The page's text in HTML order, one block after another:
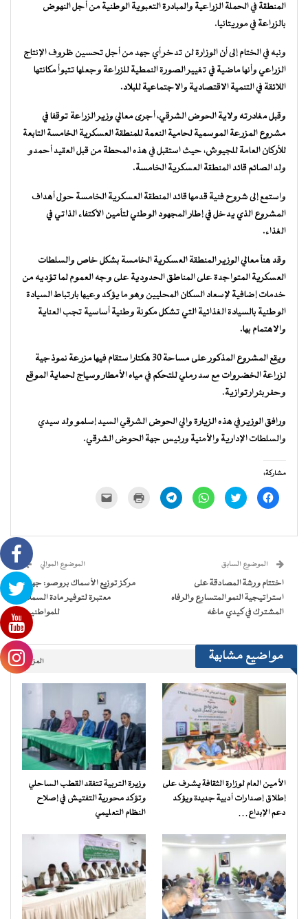
المنطقة في الحملة الزراعية والمبادرة التعبوية الوطنية من أجل النهوض
بالزراعة في موريتانيا.
ونبه في الختام إلى أن الوزارة لن تدخر أي جهد من أجل تحسين ظروف الإنتاج
الزراعي وأنها ماضية في تغيير الصورة النمطية للزراعة وجعلها تتبوأ مكانتها
اللائقة في التنمية الاقتصادية والاجتماعية للبلاد.
وقبل مغادرته ولاية الحوض الشرقي، أجرى معالي وزير الزراعة توقفا في
مشروع المزرعة الموسمية لحامية النعمة للمنطقة العسكرية الخامسة التابعة
للأركان العامة للجيوش، حيث استقبل في هذه المحطة من قبل العقيد أحمدو
ولد الصائم قائد المنطقة العسكرية الخامسة.
واستمع إلى شروح فنية قدمها قائد المنطقة العسكرية الخامسة حول أهداف
المشروع الذي يدخل في إطار المجهود الوطني لتأمين الاكتفاء الذاتي في
الغذاء.
وقد هنأ معالي الوزير المنطقة العسكرية الخامسة بشكل خاص والسلطات
العسكرية المتواجدة على المناطق الحدودية على وجه العموم لما تؤديه من
خدمات إضافية لإسعاد السكان المحليين وهو ما يؤكد وعيها بارتباط السيادة
الوطنية بالسيادة الغذائية التي تشكل مكونة وطنية أساسية تجب العناية
والاهتمام بها.
ويقع المشروع المذكور على مساحة 30 هكتارا ستقام فيها مزرعة نموذجية
لزراعة الخضروات مع سد رملي للتحكم في مياه الأمطار وسياج لحماية الموقع
وحفر بئر ارتوازية.
ورافق الوزير في هذه الزيارة والي الحوض الشرقي السيد إسلمو ولد سيدي
والسلطات الإدارية والأمنية ورئيس جهة الحوض الشرقي.
مشاركة:
انقر
للمشاركة
في
اضغط
للمشاركة
في
انقر
للمشاركة
في
انقر
للمشاركة
في
للطباعة
جديدة) الإلكتروني
نافذة
جديدة)
الموضوع السابق
اختتام ورشة المصادقة على
استراتيجية النمو المتسارع والرفاه
المشترك في كيدي ماغه
الموضوع الموالي
مركز توزيع الأسماك بروصو: جهود
معتبرة لتوفير مادة السمك
للمواطنين
مواضيع مشابهة المزيد..
الأمين العام لوزارة الثقافة يشرف على
إطلاق إصدارات أدبية جديدة ويؤكد
دعم الإبداع…
وزيرة التربية تتفقد القطب الساحلي
وتؤكد محورية التفتيش في إصلاح
النظام التعليمي